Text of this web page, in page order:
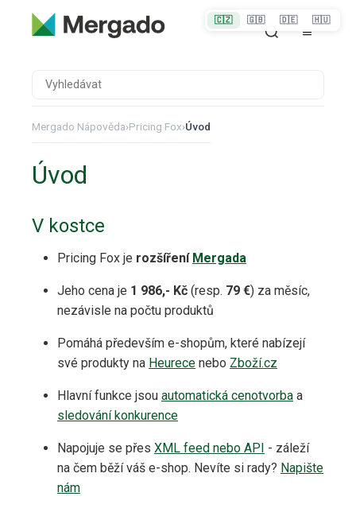
Mergado Nápověda›Pricing Fox›Úvod
Úvod
V kostce
Pricing Fox je rozšíření Mergada
Jeho cena je 1 986,- Kč (resp. 79 €) za měsíc,
nezávisle na počtu produktů
Pomáhá především e-shopům, které nabízejí
své produkty na Heurece nebo Zboží.cz
Hlavní funkce jsou automatická cenotvorba a
sledování konkurence
Napojuje se přes XML feed nebo API - záleží
na čem běží váš e-shop. Nevíte si rady? Napište
nám
🇨🇿 🇬🇧 🇩🇪 🇭🇺